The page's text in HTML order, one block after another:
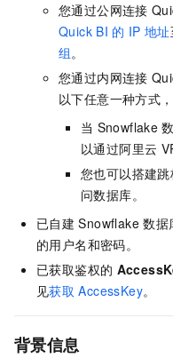
您通过公网连接
Quick BI 的 IP 地址
组。
您通过内网连接
以下任意一种方式
当 Snowflake
以通过阿里云
您也可以搭建
问数据库。
已自建 Snowflake 数据
的用户名和密码。
已获取鉴权的
见获取 AccessKey。
背景信息